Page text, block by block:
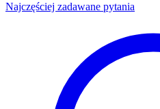
Najczęściej zadawane pytania